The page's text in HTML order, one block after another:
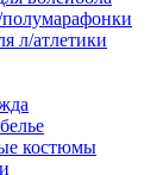
л/атлетики
костюмы